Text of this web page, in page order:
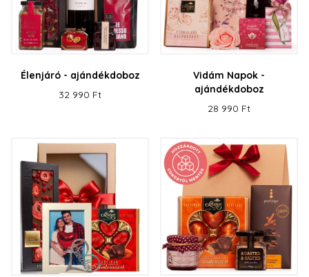
Élenjáró - ajándékdoboz
32 990 Ft
Vidám Napok -
ajándékdoboz
28 990 Ft